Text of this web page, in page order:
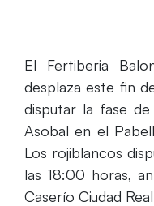
El Fertiberia
desplaza este fin
disputar la fase
Asobal en el
Los rojiblancos
las 18:00 horas,
Caserío Ciudad